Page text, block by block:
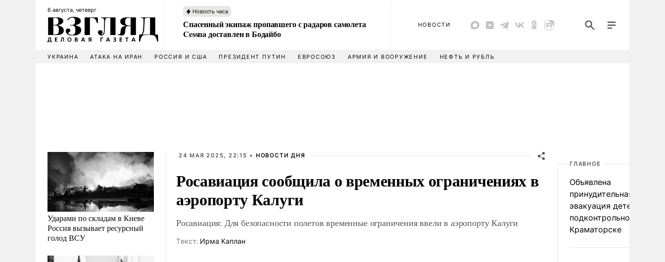
6 августа, четверг Новость часа
Спасенный экипаж пропавшего с радаров самолета
Cessna доставлен в Бодайбо
НОВОСТИ
УКРАИНА АТАКА НА ИРАН РОССИЯ И США ПРЕЗИДЕНТ ПУТИН ЕВРОСОЮЗ АРМИЯ И ВООРУЖЕНИЕ НЕФТЬ И РУБЛЬ
Ударами по складам в Киеве
Россия вызывает ресурсный
голод ВСУ
24 МАЯ 2025, 22:15 • НОВОСТИ ДНЯ
Росавиация сообщила о временных ограничениях в
аэропорту Калуги
Росавиация: Для безопасности полетов временные ограничения ввели в аэропорту Калуги
Tекст: Ирма Каплан
ГЛАВНОЕ
Объявлена
принудительная
эвакуация детей в
подконтрольном Киеву
Краматорске